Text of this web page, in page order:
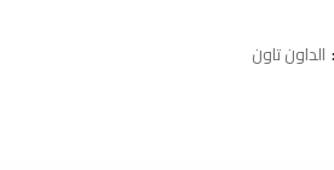
الداون تاون